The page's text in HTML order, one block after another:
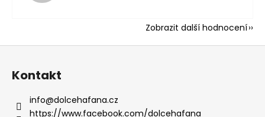
Zobrazit další hodnocení
Kontakt
info@dolcehafana.cz
https://www.facebook.com/dolcehafana